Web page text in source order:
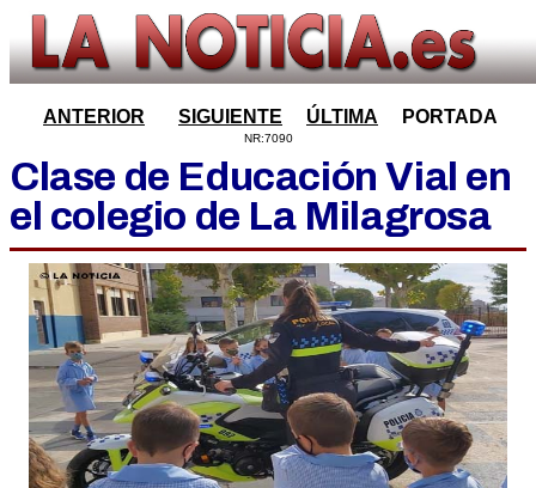
ANTERIOR SIGUIENTE ÚLTIMA PORTADA
NR:7090
Clase de Educación Vial en
el colegio de La Milagrosa